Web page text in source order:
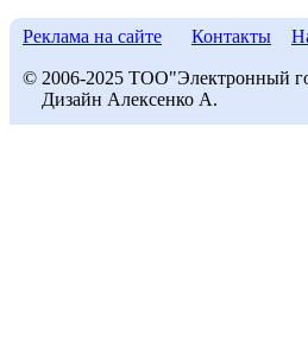
Реклама на сайте Контакты
© 2006-2025 ТОО"Электронный
Дизайн Алексенко А.